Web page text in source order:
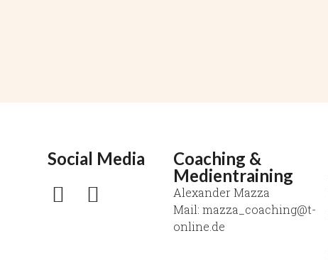
Social Media
Coaching &
Medientraining
Alexander Mazza
Mail: mazza_coaching@t-
online.de